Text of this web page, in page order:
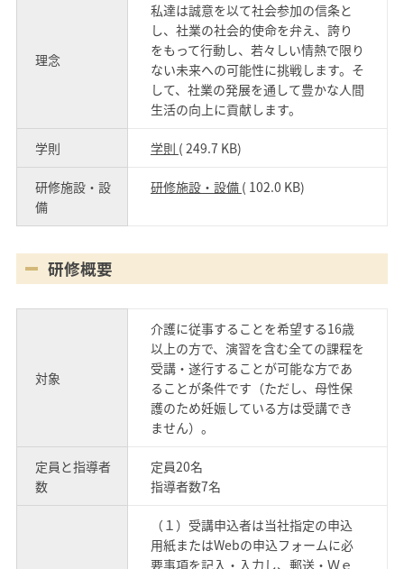
理念
私達は誠意を以て社会参加の信条と
し、社業の社会的使命を弁え、誇り
をもって行動し、若々しい情熱で限り
ない未来への可能性に挑戦します。そ
して、社業の発展を通して豊かな人間
生活の向上に貢献します。
学則 学則 ( 249.7 KB)
研修施設・設
備
研修施設・設備 ( 102.0 KB)
研修概要
対象
介護に従事することを希望する16歳
以上の方で、演習を含む全ての課程を
受講・遂行することが可能な方であ
ることが条件です（ただし、母性保
護のため妊娠している方は受講でき
ません）。
定員と指導者
数
定員20名
指導者数7名
（１）受講申込者は当社指定の申込
用紙またはWebの申込フォームに必
要事項を記入・入力し、郵送・Ｗｅ